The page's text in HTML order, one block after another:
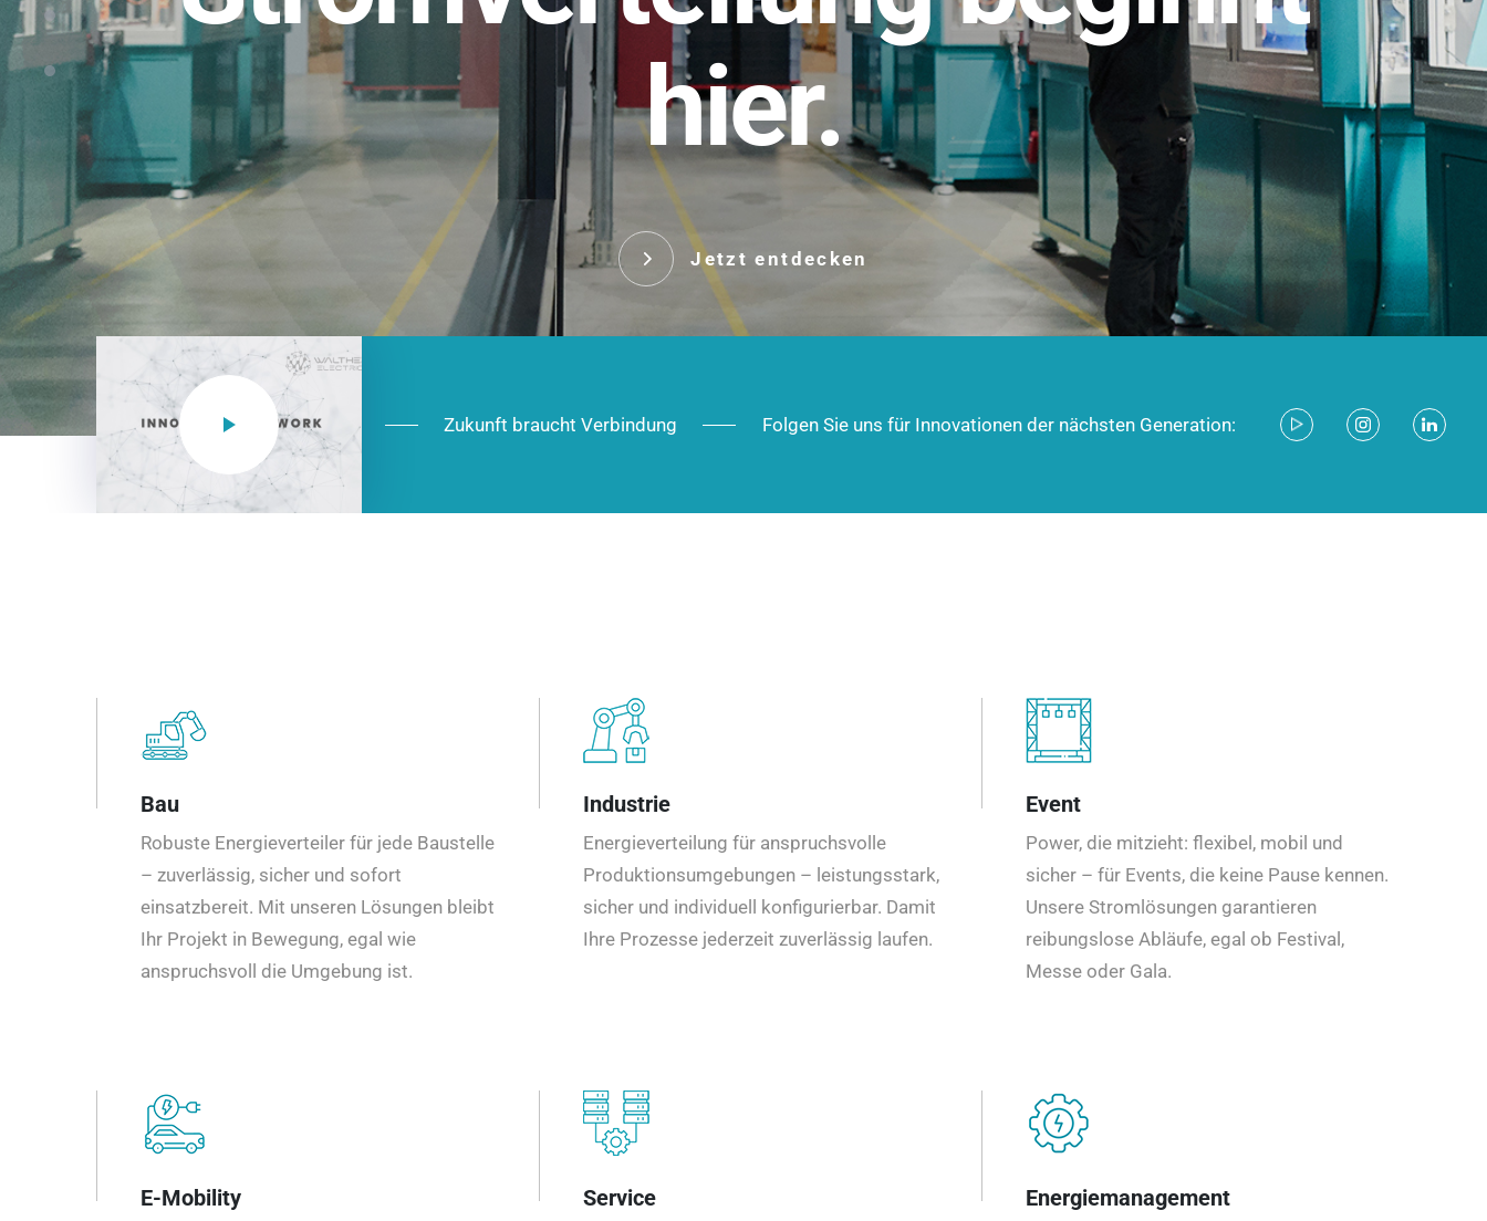
hier.
Jetzt entdecken
NEO CEE: Energieverteilung mit System. Robust im Alltag,
effizient in der Installation, zukunftsfähig im Ausbau.
Das innovative Stecksystem für industrielle Anwendungen –
robust, IP-geschützt und zukunftsfähig.
Jetzt entdecken
Zukunft braucht Verbindung Folgen Sie uns für Innovationen der nächsten Generation:
Bau
Robuste Energieverteiler für jede Baustelle
– zuverlässig, sicher und sofort
einsatzbereit. Mit unseren Lösungen bleibt
Ihr Projekt in Bewegung, egal wie
anspruchsvoll die Umgebung ist.
Industrie
Energieverteilung für anspruchsvolle
Produktionsumgebungen – leistungsstark,
sicher und individuell konfigurierbar. Damit
Ihre Prozesse jederzeit zuverlässig laufen.
Event
Power, die mitzieht: flexibel, mobil und
sicher – für Events, die keine Pause kennen.
Unsere Stromlösungen garantieren
reibungslose Abläufe, egal ob Festival,
Messe oder Gala.
E-Mobility Service Energiemanagement